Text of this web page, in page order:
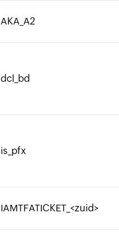
AKA_A2
dcl_bd
is_pfx
IAMTFATICKET_<zuid>